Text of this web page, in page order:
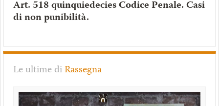
Art. 518 quinquiedecies Codice Penale. Casi
di non punibilità.
Le ultime diRassegna